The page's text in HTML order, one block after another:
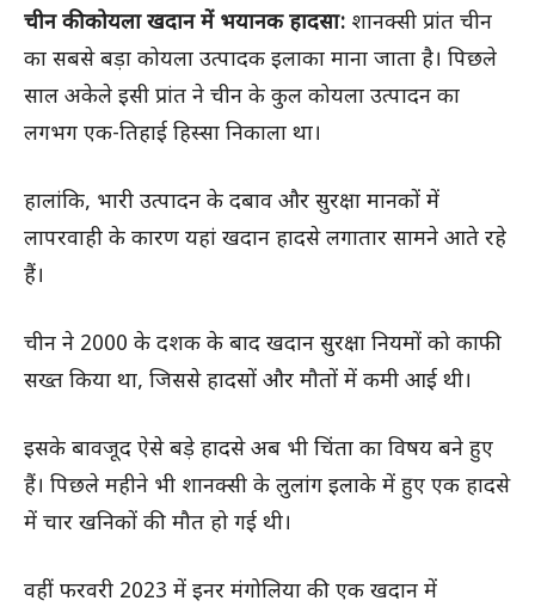
चीन की कोयला खदान में भयानक हादसा: शानक्सी प्रांत चीन
का सबसे बड़ा कोयला उत्पादक इलाका माना जाता है। पिछले
साल अकेले इसी प्रांत ने चीन के कुल कोयला उत्पादन का
लगभग एक-तिहाई हिस्सा निकाला था।
हालांकि, भारी उत्पादन के दबाव और सुरक्षा मानकों में
लापरवाही के कारण यहां खदान हादसे लगातार सामने आते रहे
हैं।
चीन ने 2000 के दशक के बाद खदान सुरक्षा नियमों को काफी
सख्त किया था, जिससे हादसों और मौतों में कमी आई थी।
इसके बावजूद ऐसे बड़े हादसे अब भी चिंता का विषय बने हुए
हैं। पिछले महीने भी शानक्सी के लुलांग इलाके में हुए एक हादसे
में चार खनिकों की मौत हो गई थी।
वहीं फरवरी 2023 में इनर मंगोलिया की एक खदान में